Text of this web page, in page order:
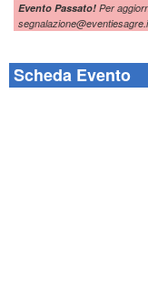
Evento Passato! Per
Scheda Evento